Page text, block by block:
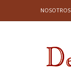
NOSOTROS